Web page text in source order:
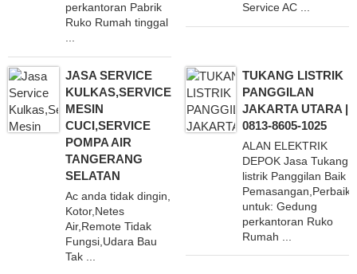
perkantoran Pabrik
Ruko Rumah tinggal
...
Service AC ...
JASA SERVICE
KULKAS,SERVICE
MESIN
CUCI,SERVICE
POMPA AIR
TANGERANG
SELATAN
Ac anda tidak dingin,
Kotor,Netes
Air,Remote Tidak
Fungsi,Udara Bau
Tak ...
TUKANG LISTRIK
PANGGILAN
JAKARTA UTARA |
0813-8605-1025
ALAN ELEKTRIK
DEPOK Jasa Tukang
listrik Panggilan Baik
untuk: Gedung
perkantoran Ruko
Rumah ...